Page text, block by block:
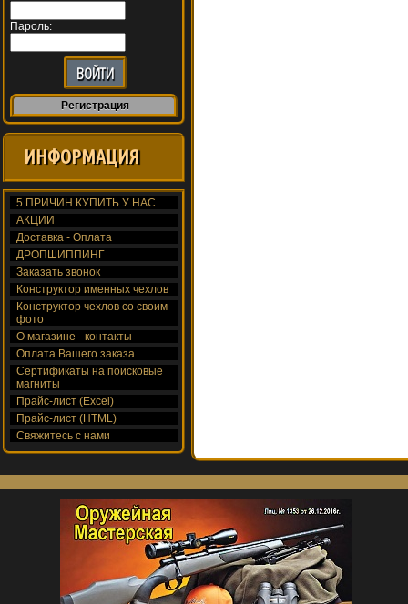
Пароль:
Регистрация
ИНФОРМАЦИЯ
5 ПРИЧИН КУПИТЬ У НАС
АКЦИИ
Доставка - Оплата
ДРОПШИППИНГ
Заказать звонок
Конструктор именных чехлов
Конструктор чехлов со своим
фото
О магазине - контакты
Оплата Вашего заказа
Сертификаты на поисковые
магниты
Прайс-лист (Excel)
Прайс-лист (HTML)
Свяжитесь с нами